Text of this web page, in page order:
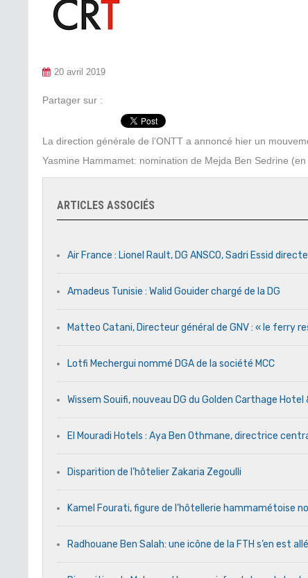
20 avril 2019
Partager sur :
La direction générale de l’ONTT a annoncé hier un
Yasmine Hammamet: nomination de Mejda Ben Sedrine
ARTICLES ASSOCIÉS
Air France : Lionel Rault, DG ANSCO, Sadri Essid
Amadeus Tunisie : Walid Gouider chargé de la DG
Matteo Catani, Directeur général de GNV : « le
Lotfi Mechergui nommé DGA de la société MCC
Wissem Souifi, nouveau DG du Golden Carthage Hotel
El Mouradi Hotels : Aya Ben Othmane, directrice
Disparition de l’hôtelier Zakaria Zegoulli
Kamel Fourati, figure de l’hôtellerie hammamétoise
Radhouane Ben Salah: une icône de la FTH s’en est